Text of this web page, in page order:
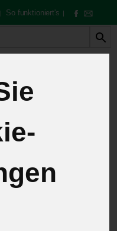
| So funktioniert's |